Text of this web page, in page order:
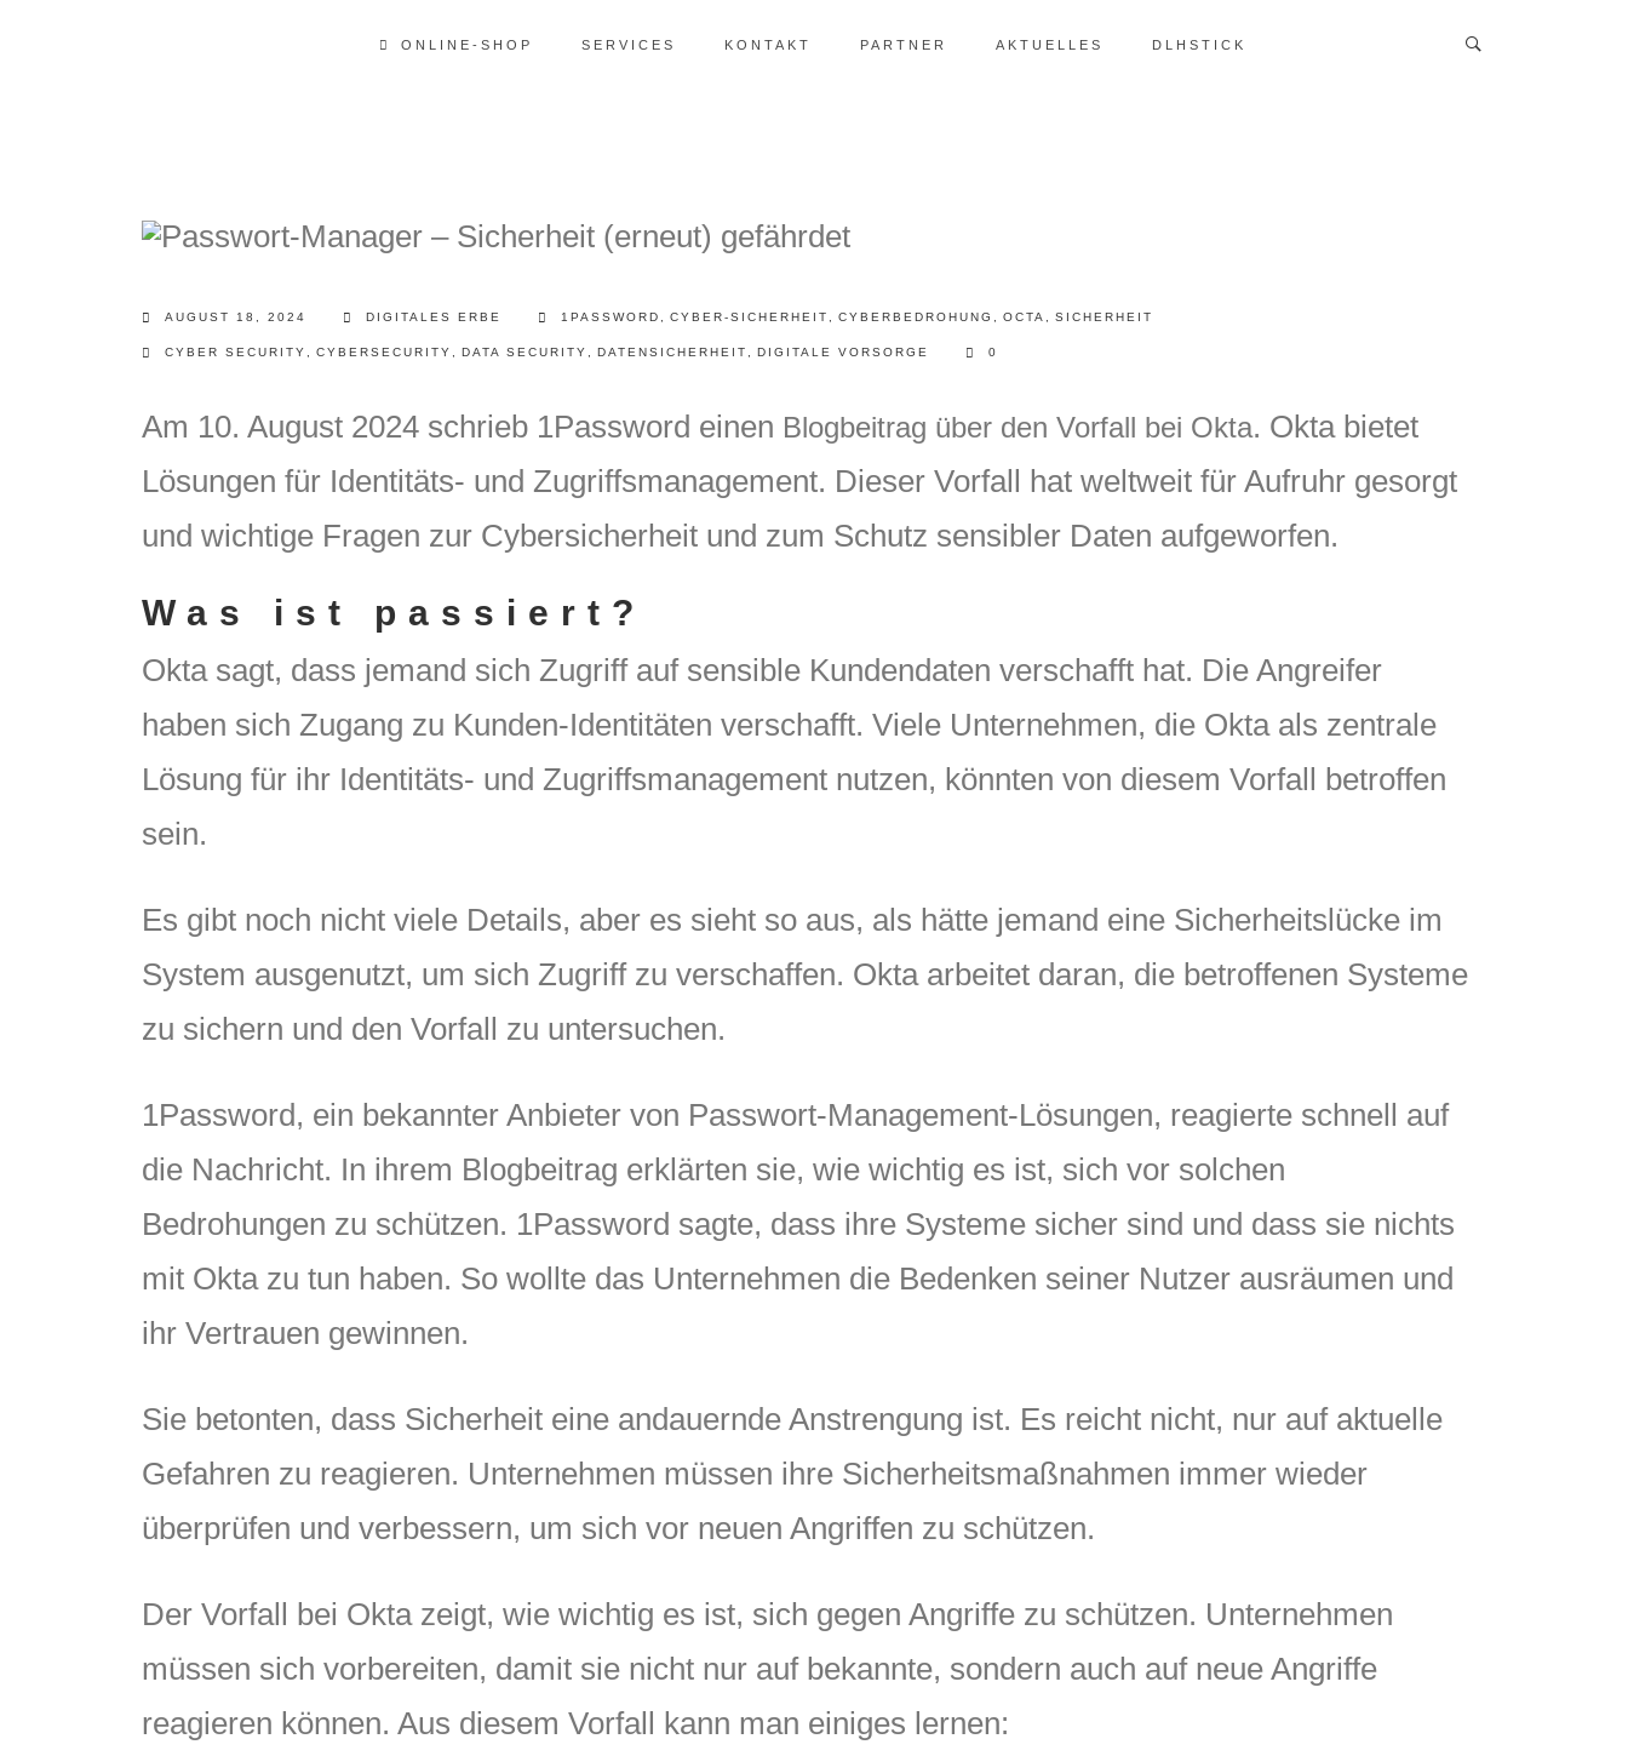
ONLINE-SHOP SERVICES KONTAKT PARTNER AKTUELLES DLHSTICK
AUGUST 18, 2024 DIGITALES ERBE 1PASSWORD CYBER-SICHERHEIT CYBERBEDROHUNG OCTA SICHERHEIT
CYBER SECURITY CYBERSECURITY DATA SECURITY DATENSICHERHEIT DIGITALE VORSORGE 0
Am 10. August 2024 schrieb 1Password einen Blogbeitrag über den Vorfall bei Okta. Okta bietet
Lösungen für Identitäts- und Zugriffsmanagement. Dieser Vorfall hat weltweit für Aufruhr gesorgt
und wichtige Fragen zur Cybersicherheit und zum Schutz sensibler Daten aufgeworfen.
Was ist passiert?
Okta sagt, dass jemand sich Zugriff auf sensible Kundendaten verschafft hat. Die Angreifer
haben sich Zugang zu Kunden-Identitäten verschafft. Viele Unternehmen, die Okta als zentrale
Lösung für ihr Identitäts- und Zugriffsmanagement nutzen, könnten von diesem Vorfall betroffen
sein.
Es gibt noch nicht viele Details, aber es sieht so aus, als hätte jemand eine Sicherheitslücke im
System ausgenutzt, um sich Zugriff zu verschaffen. Okta arbeitet daran, die betroffenen Systeme
zu sichern und den Vorfall zu untersuchen.
1Password, ein bekannter Anbieter von Passwort-Management-Lösungen, reagierte schnell auf
die Nachricht. In ihrem Blogbeitrag erklärten sie, wie wichtig es ist, sich vor solchen
Bedrohungen zu schützen. 1Password sagte, dass ihre Systeme sicher sind und dass sie nichts
mit Okta zu tun haben. So wollte das Unternehmen die Bedenken seiner Nutzer ausräumen und
ihr Vertrauen gewinnen.
Sie betonten, dass Sicherheit eine andauernde Anstrengung ist. Es reicht nicht, nur auf aktuelle
Gefahren zu reagieren. Unternehmen müssen ihre Sicherheitsmaßnahmen immer wieder
überprüfen und verbessern, um sich vor neuen Angriffen zu schützen.
Der Vorfall bei Okta zeigt, wie wichtig es ist, sich gegen Angriffe zu schützen. Unternehmen
müssen sich vorbereiten, damit sie nicht nur auf bekannte, sondern auch auf neue Angriffe
reagieren können. Aus diesem Vorfall kann man einiges lernen: